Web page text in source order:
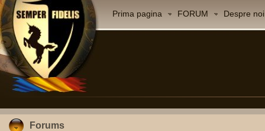
Prima pagina FORUM Despre noi
Forums